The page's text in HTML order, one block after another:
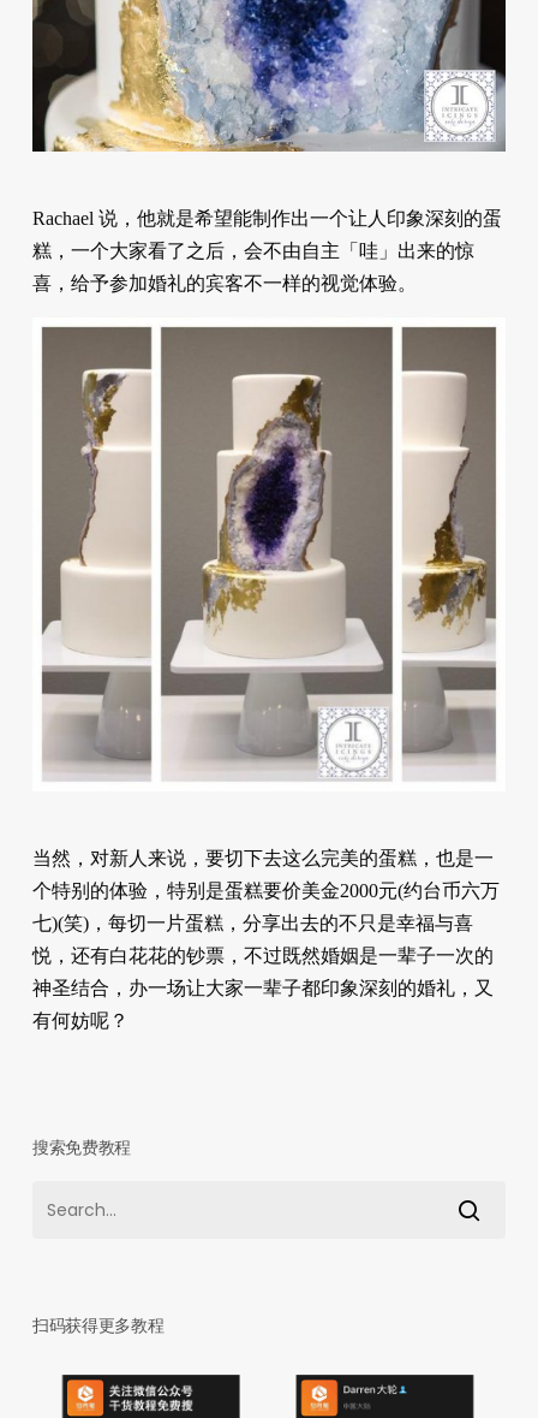
Rachael 说，他就是希望能制作出一个让人印象深刻的蛋
糕，一个大家看了之后，会不由自主「哇」出来的惊
喜，给予参加婚礼的宾客不一样的视觉体验。
当然，对新人来说，要切下去这么完美的蛋糕，也是一
个特别的体验，特别是蛋糕要价美金2000元(约台币六万
七)(笑)，每切一片蛋糕，分享出去的不只是幸福与喜
悦，还有白花花的钞票，不过既然婚姻是一辈子一次的
神圣结合，办一场让大家一辈子都印象深刻的婚礼，又
有何妨呢？
搜索免费教程
扫码获得更多教程